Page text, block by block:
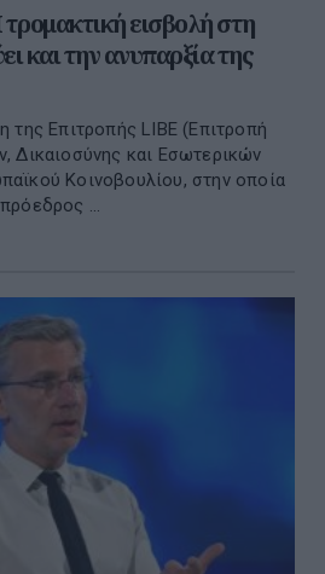
εισβολή στη
και την ανυπαρξία της
της Επιτροπής LIBE (Επιτροπή
Δικαιοσύνης και Εσωτερικών
Κοινοβουλίου, στην οποία
...